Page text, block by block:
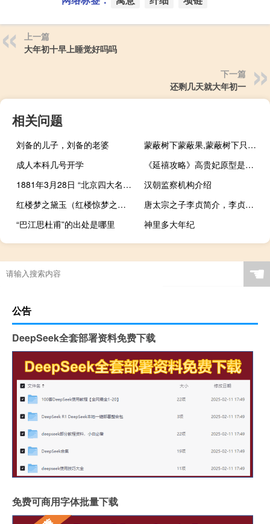
上一篇
大年初十早上睡觉好吗吗
下一篇
还剩几天就大年初一
相关问题
刘备的儿子，刘备的老婆
蒙蔽树下蒙蔽果,蒙蔽树下只有我什么梗
成人本科几号开学
《延禧攻略》高贵妃原型是谁？高贵妃结局是怎么死的？
1881年3月28日 “北京四大名医”之一施今墨诞生
汉朝监察机构介绍
红楼梦之黛玉（红楼惊梦之黛灵简介）
唐太宗之子李贞简介，李贞是怎么死的？
“巴江思杜甫”的出处是哪里
神里多大年纪
☚
公告
DeepSeek全套部署资料免费下载
免费可商用字体批量下载